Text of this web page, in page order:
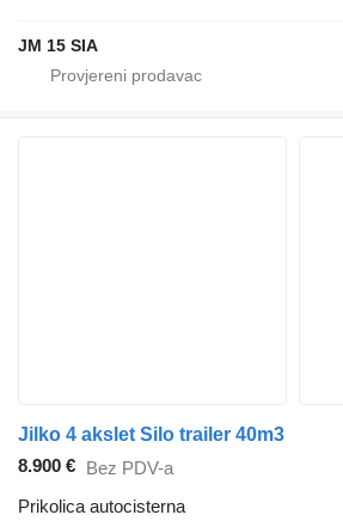
JM 15 SIA
Jilko 4 akslet Silo trailer 40m3
8.900 € Bez PDV-a
Prikolica autocisterna